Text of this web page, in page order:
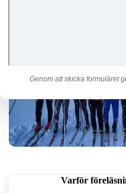
Genom att skicka formuläret
Varför